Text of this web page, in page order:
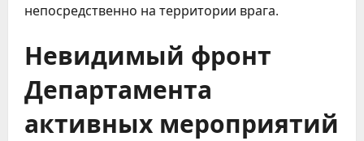
непосредственно на территории врага.
Невидимый фронт
Департамента
активных мероприятий